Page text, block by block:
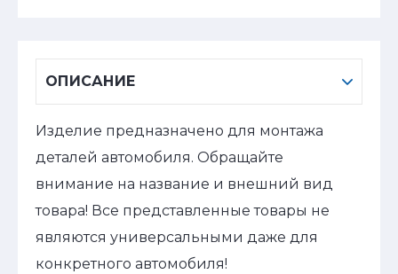
ОПИСАНИЕ
Изделие предназначено для монтажа
деталей автомобиля. Обращайте
внимание на название и внешний вид
товара! Все представленные товары не
являются универсальными даже для
конкретного автомобиля!